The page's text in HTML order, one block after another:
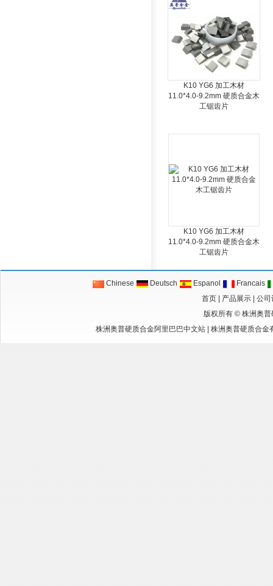
K10 YG6 加工木材
11.0*4.0-9.2mm 硬质合金木
工锯齿片
K10 YG6 加工木材
11.0*4.0-9.2mm 硬质合金木
工锯齿片
Chinese Deutsch Espanol
Francais
首页
产品展示
公司
版权所有 © 株洲奥普
株洲奥普硬质合金阿里巴巴中文站| 株洲奥普硬质合金